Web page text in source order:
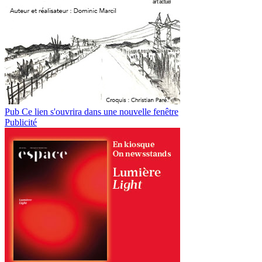
Pub Ce lien s'ouvrira dans une nouvelle fenêtre
Publicité